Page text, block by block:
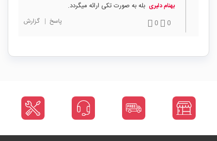
بهنام دلیری بله به صورت تکی ارائه میگردد.
0
0 پاسخ | گزارش